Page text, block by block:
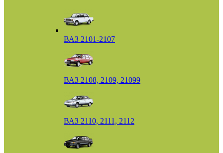
ВАЗ 2101-2107
ВАЗ 2108, 2109, 21099
ВАЗ 2110, 2111, 2112